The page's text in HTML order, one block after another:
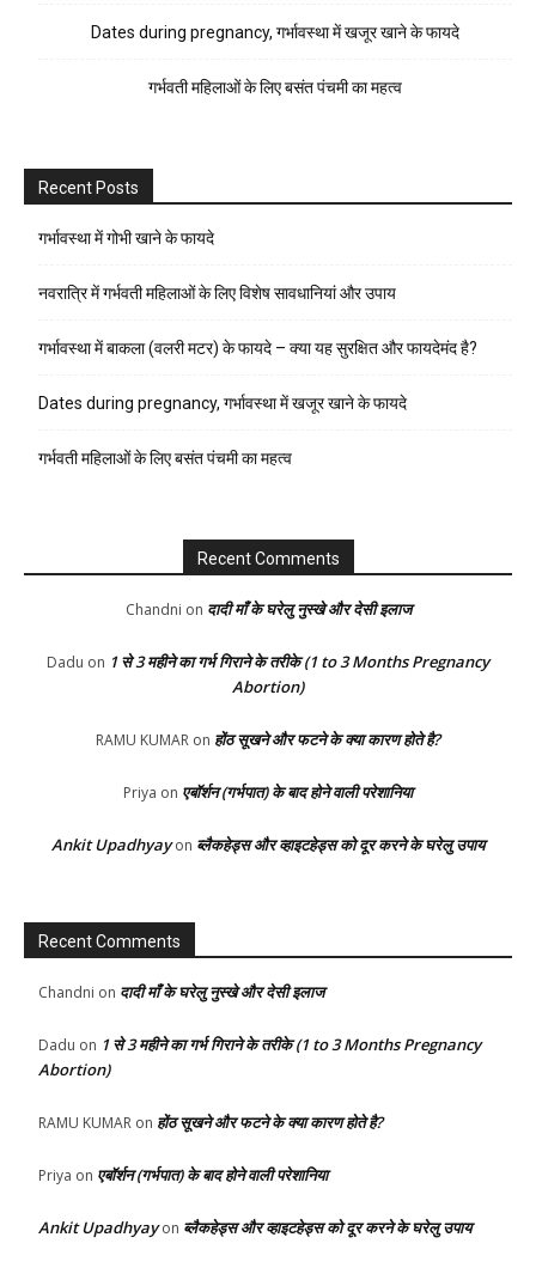
Dates during pregnancy, गर्भावस्था में खजूर खाने के फायदे
गर्भवती महिलाओं के लिए बसंत पंचमी का महत्व
Recent Posts
गर्भावस्था में गोभी खाने के फायदे
नवरात्रि में गर्भवती महिलाओं के लिए विशेष सावधानियां और उपाय
गर्भावस्था में बाकला (वलरी मटर) के फायदे – क्या यह सुरक्षित और फायदेमंद है?
Dates during pregnancy, गर्भावस्था में खजूर खाने के फायदे
गर्भवती महिलाओं के लिए बसंत पंचमी का महत्व
Recent Comments
Chandni on दादी माँ के घरेलु नुस्खे और देसी इलाज
Dadu on 1 से 3 महीने का गर्भ गिराने के तरीके (1 to 3 Months Pregnancy
Abortion)
RAMU KUMAR on होंठ सूखने और फटने के क्या कारण होते है?
Priya on एबॉर्शन (गर्भपात) के बाद होने वाली परेशानिया
Ankit Upadhyayon ब्लैकहेड्स और व्हाइटहेड्स को दूर करने के घरेलु उपाय
Recent Comments
Chandni on दादी माँ के घरेलु नुस्खे और देसी इलाज
Dadu on 1 से 3 महीने का गर्भ गिराने के तरीके (1 to 3 Months Pregnancy
Abortion)
RAMU KUMAR on होंठ सूखने और फटने के क्या कारण होते है?
Priya on एबॉर्शन (गर्भपात) के बाद होने वाली परेशानिया
Ankit Upadhyayon ब्लैकहेड्स और व्हाइटहेड्स को दूर करने के घरेलु उपाय